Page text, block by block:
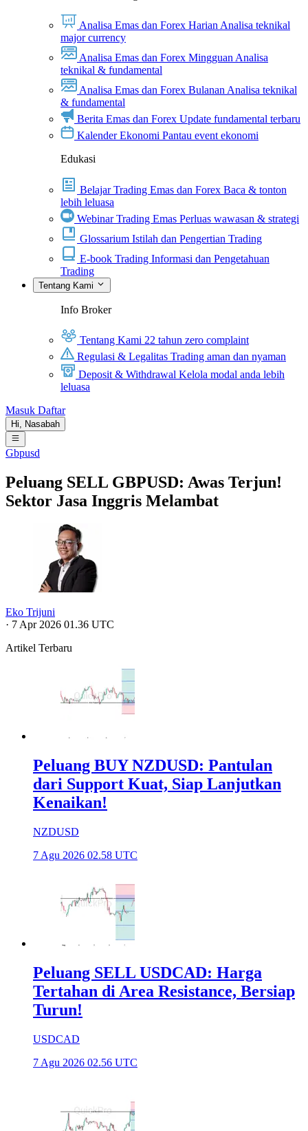
Analisa Emas dan Forex Harian Analisa teknikal
major currency
Analisa Emas dan Forex Mingguan Analisa
teknikal & fundamental
Analisa Emas dan Forex Bulanan Analisa teknikal
& fundamental
Berita Emas dan Forex Update fundamental terbaru
Kalender Ekonomi Pantau event ekonomi
Edukasi
Belajar Trading Emas dan Forex Baca & tonton
lebih leluasa
Webinar Trading Emas Perluas wawasan & strategi
Glossarium Istilah dan Pengertian Trading
E-book Trading Informasi dan Pengetahuan
Trading
Tentang Kami
Info Broker
Tentang Kami 22 tahun zero complaint
Regulasi & Legalitas Trading aman dan nyaman
Deposit & Withdrawal Kelola modal anda lebih
leluasa
Masuk Daftar
Hi, Nasabah
Gbpusd
Peluang SELL GBPUSD: Awas Terjun!
Sektor Jasa Inggris Melambat
Eko Trijuni
· 7 Apr 2026 01.36 UTC
Artikel Terbaru
Peluang BUY NZDUSD: Pantulan
dari Support Kuat, Siap Lanjutkan
Kenaikan!
NZDUSD
7 Agu 2026 02.58 UTC
Peluang SELL USDCAD: Harga
Tertahan di Area Resistance, Bersiap
Turun!
USDCAD
7 Agu 2026 02.56 UTC